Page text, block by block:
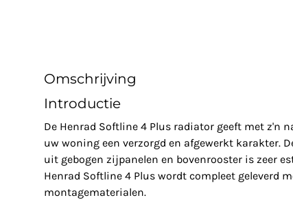
Omschrijving
Introductie
De Henrad Softline 4 Plus radiator geeft met z'n
uw woning een verzorgd en afgewerkt karakter.
uit gebogen zijpanelen en bovenrooster is zeer
Henrad Softline 4 Plus wordt compleet geleverd
montagematerialen.